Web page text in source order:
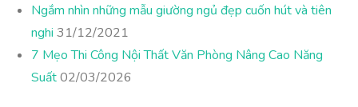
Ngắm nhìn những mẫu giường ngủ đẹp cuốn hút và tiên
nghi 31/12/2021
7 Mẹo Thi Công Nội Thất Văn Phòng Nâng Cao Năng
Suất02/03/2026